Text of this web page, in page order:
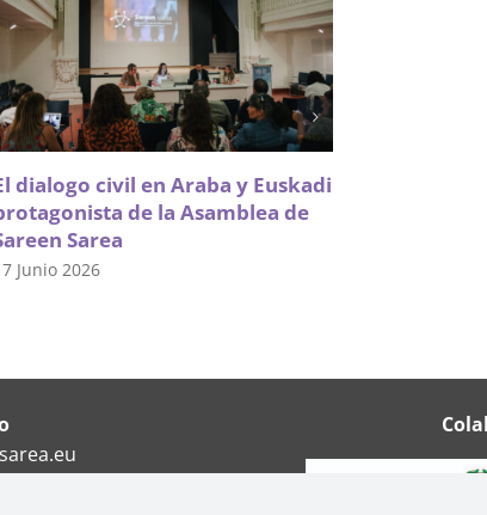
dialogo civil en Araba y Euskadi
de la Asamblea de
Sarea
Junio 2026